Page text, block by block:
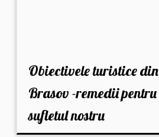
Obiectivele turistice din
Brasov -remedii pentru
sufletul nostru